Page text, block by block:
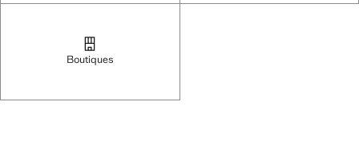
Boutiques